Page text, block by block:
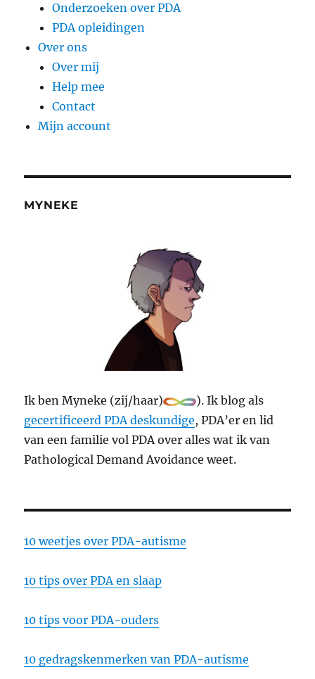
Onderzoeken over PDA
PDA opleidingen
Over ons
Over mij
Help mee
Contact
Mijn account
MYNEKE
Ik ben Myneke (zij/haar)
). Ik blog als
gecertificeerd PDA deskundige, PDA’er en lid
van een familie vol PDA over alles wat ik van
Pathological Demand Avoidance weet.
10 weetjes over PDA-autisme
10 tips over PDA en slaap
10 tips voor PDA-ouders
10 gedragskenmerken van PDA-autisme